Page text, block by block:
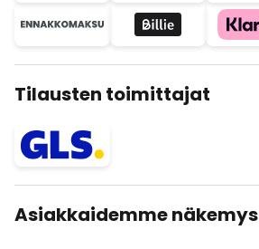
Tilausten toimittajat
Asiakkaidemme näkemys